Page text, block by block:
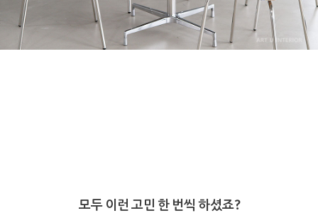
모두 이런 고민 한 번씩 하셨죠?